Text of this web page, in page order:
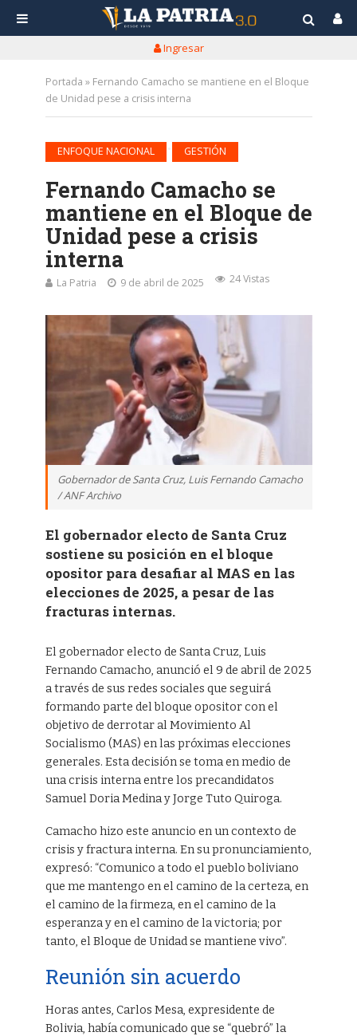
Ingresar
Portada » Fernando Camacho se mantiene en el Bloque
de Unidad pese a crisis interna
ENFOQUE NACIONAL GESTIÓN
Fernando Camacho se
mantiene en el Bloque de
Unidad pese a crisis
interna
La Patria 9 de abril de 2025 24 Vistas
Gobernador de Santa Cruz, Luis Fernando Camacho
/ ANF Archivo
El gobernador electo de Santa Cruz
sostiene su posición en el bloque
opositor para desafiar al MAS en las
elecciones de 2025, a pesar de las
fracturas internas.
El gobernador electo de Santa Cruz, Luis
Fernando Camacho, anunció el 9 de abril de 2025
a través de sus redes sociales que seguirá
formando parte del bloque opositor con el
objetivo de derrotar al Movimiento Al
Socialismo (MAS) en las próximas elecciones
generales. Esta decisión se toma en medio de
una crisis interna entre los precandidatos
Samuel Doria Medina y Jorge Tuto Quiroga.
Camacho hizo este anuncio en un contexto de
crisis y fractura interna. En su pronunciamiento,
expresó: “Comunico a todo el pueblo boliviano
que me mantengo en el camino de la certeza, en
el camino de la firmeza, en el camino de la
esperanza y en el camino de la victoria; por
tanto, el Bloque de Unidad se mantiene vivo”.
Reunión sin acuerdo
Horas antes, Carlos Mesa, expresidente de
Bolivia, había comunicado que se “quebró” la